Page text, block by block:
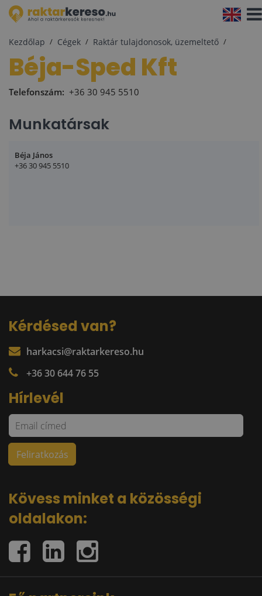
Kezdőlap Cégek Raktár tulajdonosok, üzemeltető
Béja-Sped Kft
Telefonszám: +36 30 945 5510
Munkatársak
Béja János
+36 30 945 5510
Kérdésed van?
harkacsi@raktarkereso.hu
+36 30 644 76 55
Hírlevél
Kövess minket a közösségi
oldalakon: